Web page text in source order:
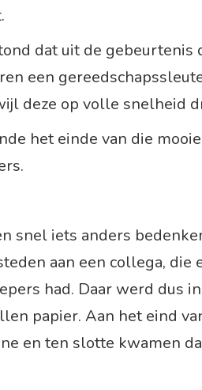
dat uit de gebeurtenis
een
deze op volle snelheid
het einde van die
snel iets anders
aan een collega, die
had. Daar werd dus
papier. Aan het eind
en ten slotte kwamen